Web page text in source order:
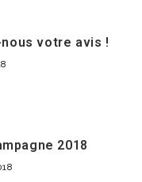
votre avis !
2018